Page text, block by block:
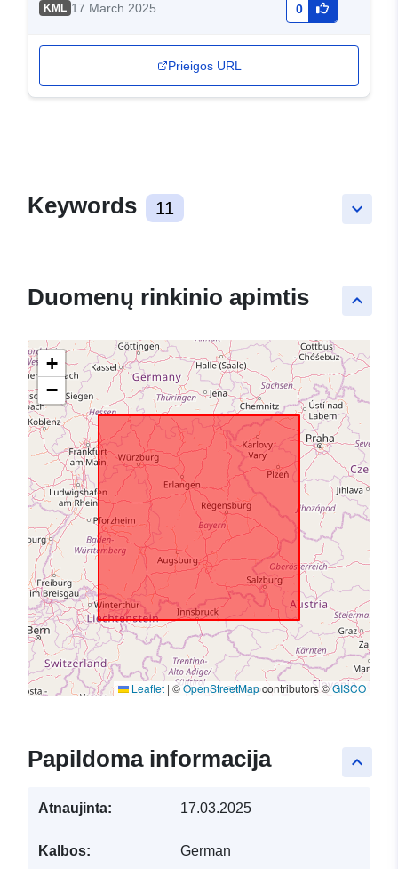
KML 17 March 2025 0
Prieigos URL
keyboard_arrow_down
Keywords 11
keyboard_arrow_up
Duomenų rinkinio apimtis
+
−
Leaflet | ©OpenStreetMapcontributors ©GISCO
keyboard_arrow_up
Papildoma informacija
Atnaujinta: 17.03.2025
Kalbos: German